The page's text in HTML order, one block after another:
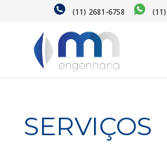
(11) 2681-6758
SERVIÇOS